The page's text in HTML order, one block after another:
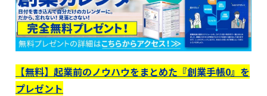
【無料】起業前のノウハウをまとめた『創業手帳0』を
プレゼント